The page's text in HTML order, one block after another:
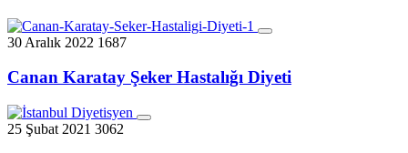
30 Aralık 2022 1687
Canan Karatay Şeker Hastalığı Diyeti
25 Şubat 2021 3062